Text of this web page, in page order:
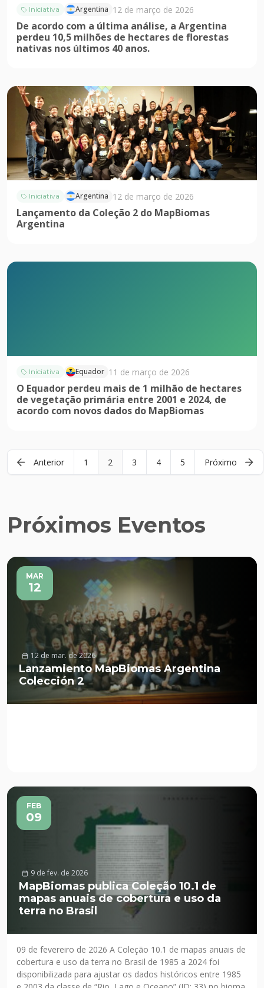
Iniciativa Argentina 12 de março de 2026
De acordo com a última análise, a Argentina
perdeu 10,5 milhões de hectares de florestas
nativas nos últimos 40 anos.
Iniciativa Argentina 12 de março de 2026
Lançamento da Coleção 2 do MapBiomas
Argentina
Iniciativa Equador 11 de março de 2026
O Equador perdeu mais de 1 milhão de hectares
de vegetação primária entre 2001 e 2024, de
acordo com novos dados do MapBiomas
Anterior 1 2 3 4 5 Próximo
Próximos Eventos
MAR
12
12 de mar. de 2026
Lanzamiento MapBiomas Argentina
Colección 2
FEB
09
9 de fev. de 2026
MapBiomas publica Coleção 10.1 de
mapas anuais de cobertura e uso da
terra no Brasil
09 de fevereiro de 2026 A Coleção 10.1 de mapas anuais de
cobertura e uso da terra no Brasil de 1985 a 2024 foi
disponibilizada para ajustar os dados históricos entre 1985